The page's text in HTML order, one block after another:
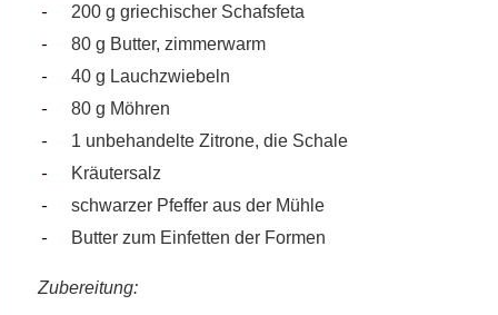
200 g griechischer Schafsfeta
80 g Butter, zimmerwarm
40 g Lauchzwiebeln
80 g Möhren
1 unbehandelte Zitrone, die Schale
Kräutersalz
schwarzer Pfeffer aus der Mühle
Butter zum Einfetten der Formen
Zubereitung: